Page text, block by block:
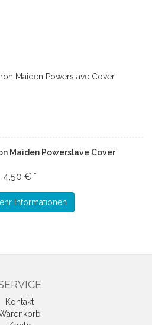
Maiden Powerslave Cover
4,50 € *
Informationen
Kontakt